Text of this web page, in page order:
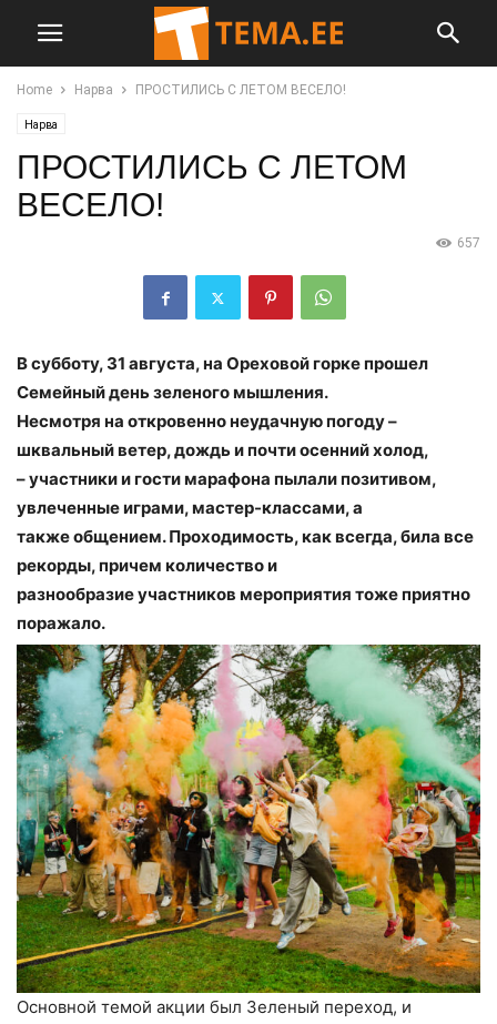
Home Нарва ПРОСТИЛИСЬ С ЛЕТОМ ВЕСЕЛО!
Нарва
ПРОСТИЛИСЬ С ЛЕТОМ
ВЕСЕЛО!
657
В субботу, 31 августа, на Ореховой горке прошел
Семейный день зеленого мышления.
Несмотря на откровенно неудачную погоду –
шквальный ветер, дождь и почти осенний холод,
– участники и гости марафона пылали позитивом,
увлеченные играми, мастер-классами, а
также общением. Проходимость, как всегда, била все
рекорды, причем количество и
разнообразие участников мероприятия тоже приятно
поражало.
Основной темой акции был Зеленый переход, и